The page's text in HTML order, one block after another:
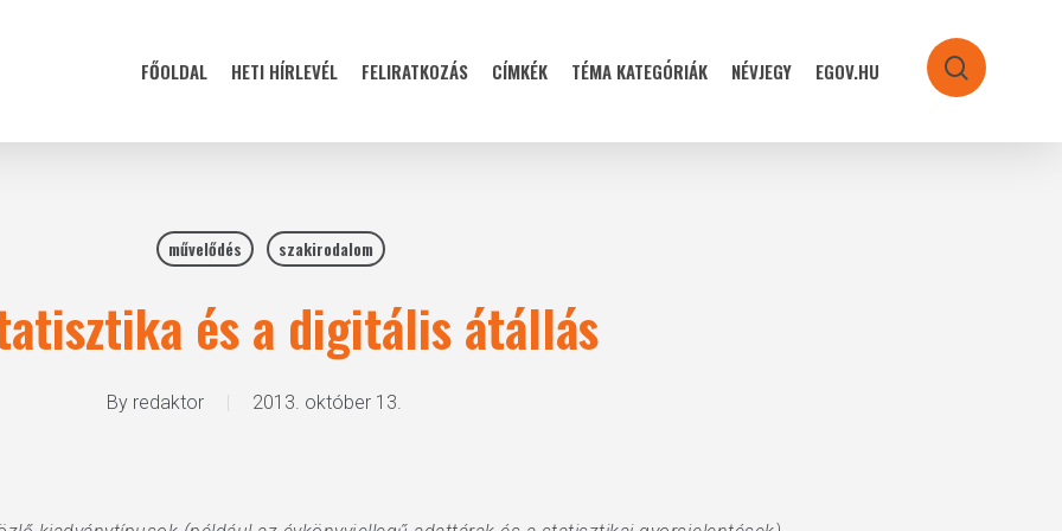
FŐOLDAL HETI HÍRLEVÉL FELIRATKOZÁS CÍMKÉK TÉMA KATEGÓRIÁK NÉVJEGY EGOV.HU search
művelődés szakirodalom
és a digitális átállás
By redaktor 2013. október 13.